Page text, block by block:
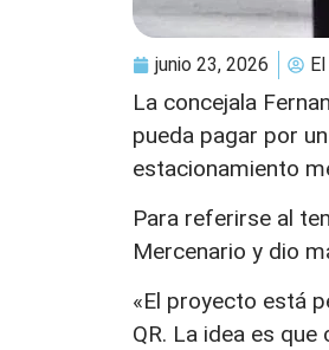
junio 23, 2026
La concejala
pueda pagar por
estacionamiento
Para referirse al
Mercenario y dio
«El proyecto está
QR. La idea es